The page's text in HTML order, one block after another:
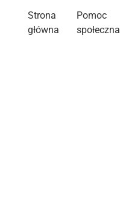
Strona
główna
Pomoc
społeczna